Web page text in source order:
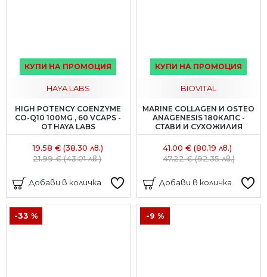
КУПИ НА ПРОМОЦИЯ
HAYA LABS
HIGH POTENCY COENZYME
CO-Q10 100MG , 60 VCAPS -
ОТ HAYA LABS
19.58 € (38.30 лв.)
21.99 € (43.01 лв.)
Добави в количка
КУПИ НА ПРОМОЦИЯ
BIOVITAL
MARINE COLLAGEN И OSTEO
ANAGENESIS 180КАПС -
СТАВИ И СУХОЖИЛИЯ
41.00 € (80.19 лв.)
47.22 € (92.35 лв.)
Добави в количка
-33 % -9 %